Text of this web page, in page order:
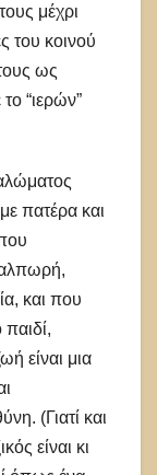
μέχρι
του κοινού
ως
“ιερών”
πατέρα και
και που
παιδί,
είναι μια
(Γιατί και
είναι κι